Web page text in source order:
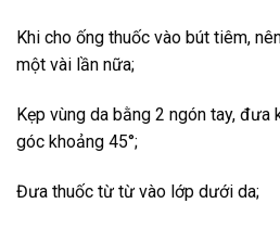
Khi cho ống thuốc vào bút tiêm,
một vài lần nữa;
Kẹp vùng da bằng 2 ngón tay,
góc khoảng 45°;
Đưa thuốc từ từ vào lớp dưới da;